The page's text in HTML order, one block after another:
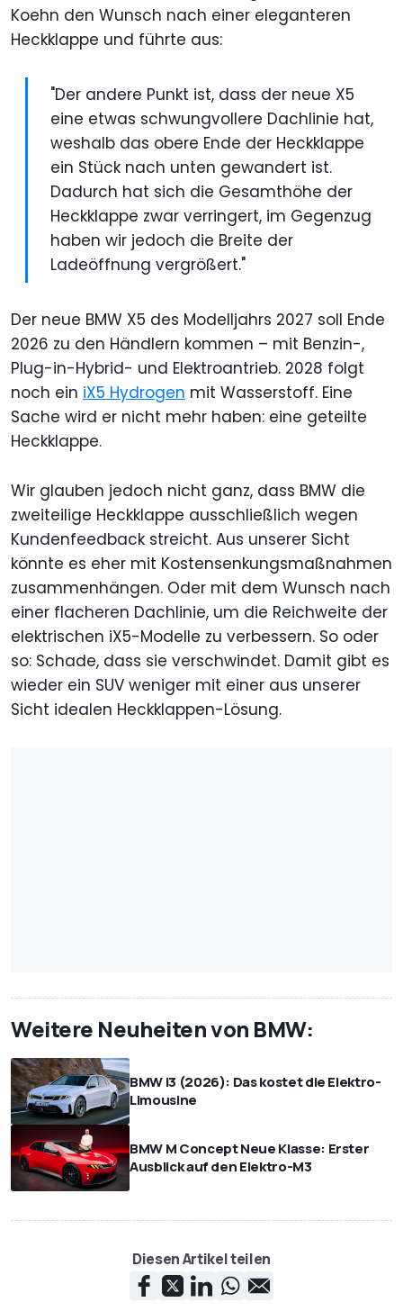
Koehn den Wunsch nach einer eleganteren
Heckklappe und führte aus:
"Der andere Punkt ist, dass der neue X5
eine etwas schwungvollere Dachlinie hat,
weshalb das obere Ende der Heckklappe
ein Stück nach unten gewandert ist.
Dadurch hat sich die Gesamthöhe der
Heckklappe zwar verringert, im Gegenzug
haben wir jedoch die Breite der
Ladeöffnung vergrößert."
Der neue BMW X5 des Modelljahrs 2027 soll Ende
2026 zu den Händlern kommen – mit Benzin-,
Plug-in-Hybrid- und Elektroantrieb. 2028 folgt
noch ein iX5 Hydrogen mit Wasserstoff. Eine
Sache wird er nicht mehr haben: eine geteilte
Heckklappe.
Wir glauben jedoch nicht ganz, dass BMW die
zweiteilige Heckklappe ausschließlich wegen
Kundenfeedback streicht. Aus unserer Sicht
könnte es eher mit Kostensenkungsmaßnahmen
zusammenhängen. Oder mit dem Wunsch nach
einer flacheren Dachlinie, um die Reichweite der
elektrischen iX5-Modelle zu verbessern. So oder
so: Schade, dass sie verschwindet. Damit gibt es
wieder ein SUV weniger mit einer aus unserer
Sicht idealen Heckklappen-Lösung.
Weitere Neuheiten von BMW:
BMW i3 (2026): Das kostet die Elektro-
Limousine
BMW M Concept Neue Klasse: Erster
Ausblick auf den Elektro-M3
Diesen Artikel teilen